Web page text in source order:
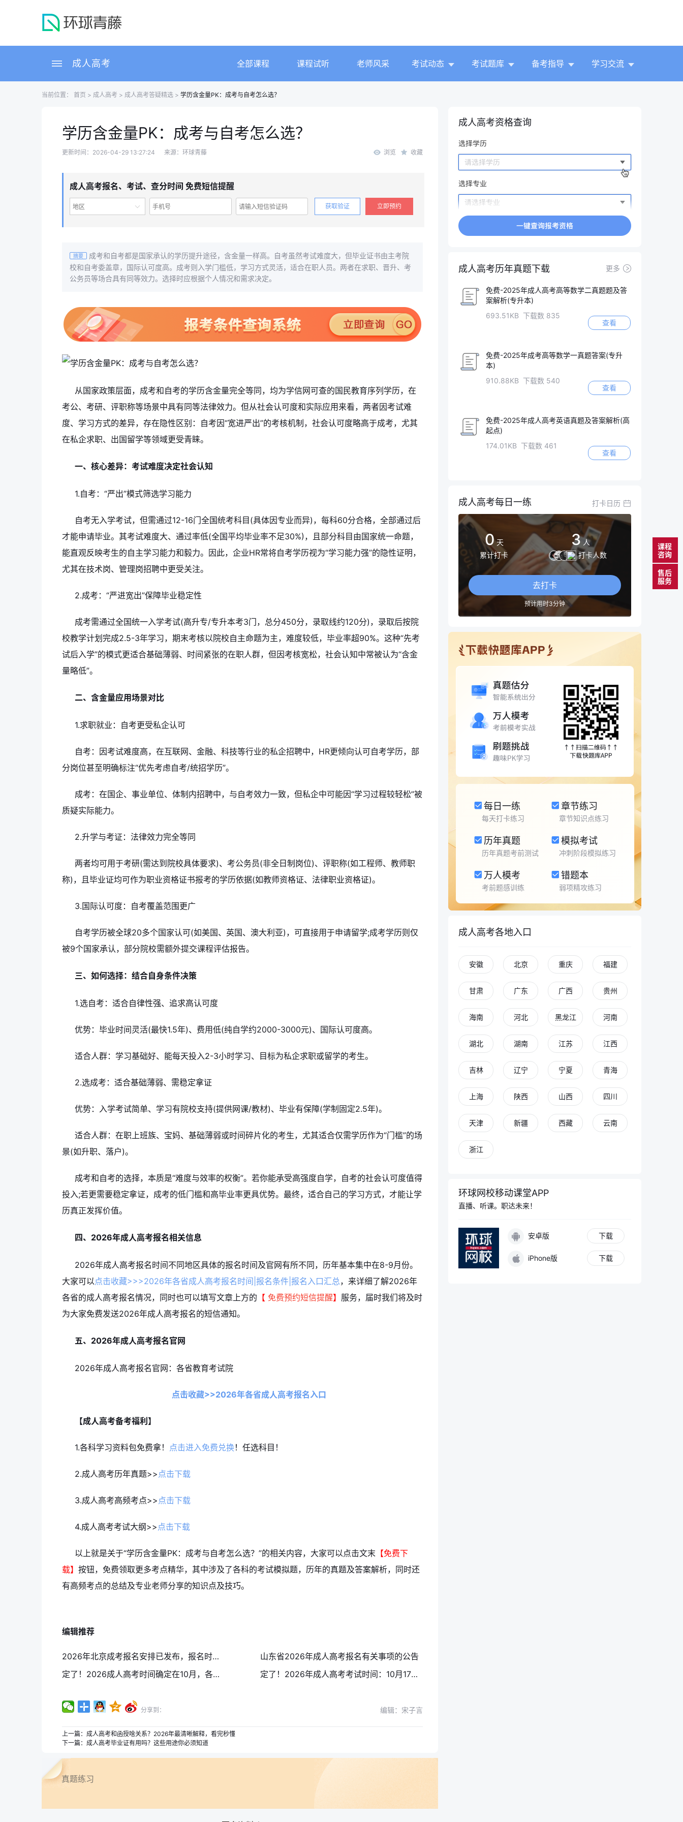
成人高考 全部课程 课程试听 老师风采 考试动态 考试题库 备考指导 学习交流
当前位置： 首页 > 成人高考 > 成人高考答疑精选 > 学历含金量PK：成考与自考怎么选？
学历含金量PK：成考与自考怎么选？
更新时间：2026-04-29 13:27:24 来源：环球青藤 浏览 收藏
成人高考报名、考试、查分时间 免费短信提醒
地区 获取验证 立即预约
摘要
成考和自考都是国家承认的学历提升途径，含金量一样高。自考虽然考试难度大，但毕业证书由主考院
校和自考委盖章，国际认可度高。成考则入学门槛低，学习方式灵活，适合在职人员。两者在求职、晋升、考
公务员等场合具有同等效力。选择时应根据个人情况和需求决定。
从国家政策层面，成考和自考的学历含金量完全等同，均为学信网可查的国民教育序列学历，在
考公、考研、评职称等场景中具有同等法律效力。但从社会认可度和实际应用来看，两者因考试难
度、学习方式的差异，存在隐性区别：自考因“宽进严出”的考核机制，社会认可度略高于成考，尤其
在私企求职、出国留学等领域更受青睐。
一、核心差异：考试难度决定社会认知
1.自考：“严出”模式筛选学习能力
自考无入学考试，但需通过12-16门全国统考科目(具体因专业而异)，每科60分合格，全部通过后
才能申请毕业。其考试难度大、通过率低(全国平均毕业率不足30%)，且部分科目由国家统一命题，
能直观反映考生的自主学习能力和毅力。因此，企业HR常将自考学历视为“学习能力强”的隐性证明，
尤其在技术岗、管理岗招聘中更受关注。
2.成考：“严进宽出”保障毕业稳定性
成考需通过全国统一入学考试(高升专/专升本考3门，总分450分，录取线约120分)，录取后按院
校教学计划完成2.5-3年学习，期末考核以院校自主命题为主，难度较低，毕业率超90%。这种“先考
试后入学”的模式更适合基础薄弱、时间紧张的在职人群，但因考核宽松，社会认知中常被认为“含金
量略低”。
二、含金量应用场景对比
1.求职就业：自考更受私企认可
自考：因考试难度高，在互联网、金融、科技等行业的私企招聘中，HR更倾向认可自考学历，部
分岗位甚至明确标注“优先考虑自考/统招学历”。
成考：在国企、事业单位、体制内招聘中，与自考效力一致，但私企中可能因“学习过程较轻松”被
质疑实际能力。
2.升学与考证：法律效力完全等同
两者均可用于考研(需达到院校具体要求)、考公务员(非全日制岗位)、评职称(如工程师、教师职
称)，且毕业证均可作为职业资格证书报考的学历依据(如教师资格证、法律职业资格证)。
3.国际认可度：自考覆盖范围更广
自考学历被全球20多个国家认可(如美国、英国、澳大利亚)，可直接用于申请留学;成考学历则仅
被9个国家承认，部分院校需额外提交课程评估报告。
三、如何选择：结合自身条件决策
1.选自考：适合自律性强、追求高认可度
优势：毕业时间灵活(最快1.5年)、费用低(纯自学约2000-3000元)、国际认可度高。
适合人群：学习基础好、能每天投入2-3小时学习、目标为私企求职或留学的考生。
2.选成考：适合基础薄弱、需稳定拿证
优势：入学考试简单、学习有院校支持(提供网课/教材)、毕业有保障(学制固定2.5年)。
适合人群：在职上班族、宝妈、基础薄弱或时间碎片化的考生，尤其适合仅需学历作为“门槛”的场
景(如升职、落户)。
成考和自考的选择，本质是“难度与效率的权衡”。若你能承受高强度自学，自考的社会认可度值得
投入;若更需要稳定拿证，成考的低门槛和高毕业率更具优势。最终，适合自己的学习方式，才能让学
历真正发挥价值。
四、2026年成人高考报名相关信息
2026年成人高考报名时间不同地区具体的报名时间及官网有所不同，历年基本集中在8-9月份。
大家可以点击收藏>>>2026年各省成人高考报名时间|报名条件|报名入口汇总，来详细了解2026年
各省的成人高考报名情况，同时也可以填写文章上方的 【 免费预约短信提醒】 服务，届时我们将及时
为大家免费发送2026年成人高考报名的短信通知。
五、2026年成人高考报名官网
2026年成人高考报名官网：各省教育考试院
点击收藏>>2026年各省成人高考报名入口
【成人高考备考福利】
1.各科学习资料包免费拿！ 点击进入免费兑换！任选科目！
2.成人高考历年真题>> 点击下载
3.成人高考高频考点>> 点击下载
4.成人高考考试大纲>> 点击下载
以上就是关于“学历含金量PK：成考与自考怎么选？”的相关内容，大家可以点击文末 【免费下
载】 按钮，免费领取更多考点精华，其中涉及了各科的考试模拟题，历年的真题及答案解析，同时还
有高频考点的总结及专业老师分享的知识点及技巧。
编辑推荐
2026年北京成考报名安排已发布，报名时间确定
山东省2026年成人高考报名有关事项的公告
定了！2026成人高考时间确定在10月，各层次科目表速存
定了！2026年成人高考考试时间：10月17日-10月18日，现在备考还来得及
分享到： 编辑：宋子言
上一篇： 成人高考和函授啥关系？2026年最清晰解释，看完秒懂
下一篇： 成人高考毕业证有用吗？这些用途你必须知道
真题练习
成人高考资格查询
成人高考历年真题下载 更多
免费-2025年成人高考高等数学二真题题及答
案解析(专升本)
693.51KB 下载数 835
查看
免费-2025年成考高等数学一真题答案(专升
本)
910.88KB 下载数 540
查看
免费-2025年成人高考英语真题及答案解析(高
起点)
174.01KB 下载数 461
查看
成人高考每日一练 打卡日历
0 天
累计打卡
3 人
打卡人数
去打卡
预计用时3分钟
每日一练
每天打卡练习
章节练习
章节知识点练习
历年真题
历年真题考前测试
模拟考试
冲刺阶段模拟练习
万人模考
考前题感训练
错题本
弱项精攻练习
成人高考各地入口
安徽 北京 重庆 福建
甘肃 广东 广西 贵州
海南 河北 黑龙江 河南
湖北 湖南 江苏 江西
吉林 辽宁 宁夏 青海
上海 陕西 山西 四川
天津 新疆 西藏 云南
浙江
环球网校移动课堂APP
直播、听课。职达未来！
安卓版 下载
iPhone版 下载
课程
咨询
售后
服务